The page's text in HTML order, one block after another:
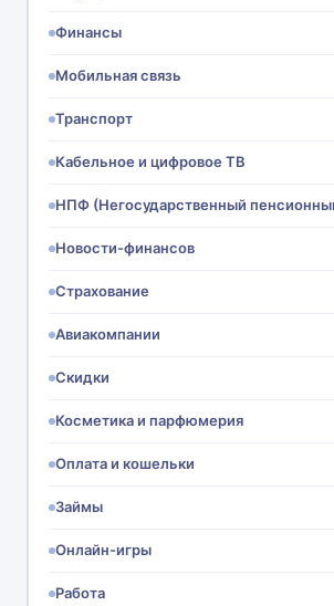
Финансы
Мобильная связь
Транспорт
Кабельное и цифровое ТВ
НПФ (Негосударственный
Новости-финансов
Страхование
Авиакомпании
Скидки
Косметика и парфюмерия
Оплата и кошельки
Займы
Онлайн-игры
Работа